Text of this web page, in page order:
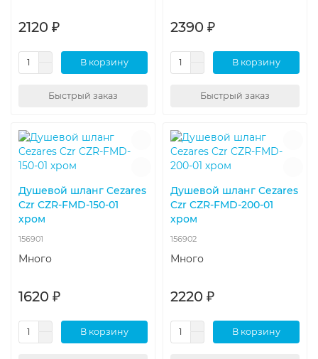
2120 ₽
В корзину
Быстрый заказ
2390 ₽
В корзину
Быстрый заказ
Душевой шланг Cezares
Czr CZR-FMD-150-01
хром
156901
Много
1620 ₽
В корзину
Душевой шланг Cezares
Czr CZR-FMD-200-01
хром
156902
Много
2220 ₽
В корзину